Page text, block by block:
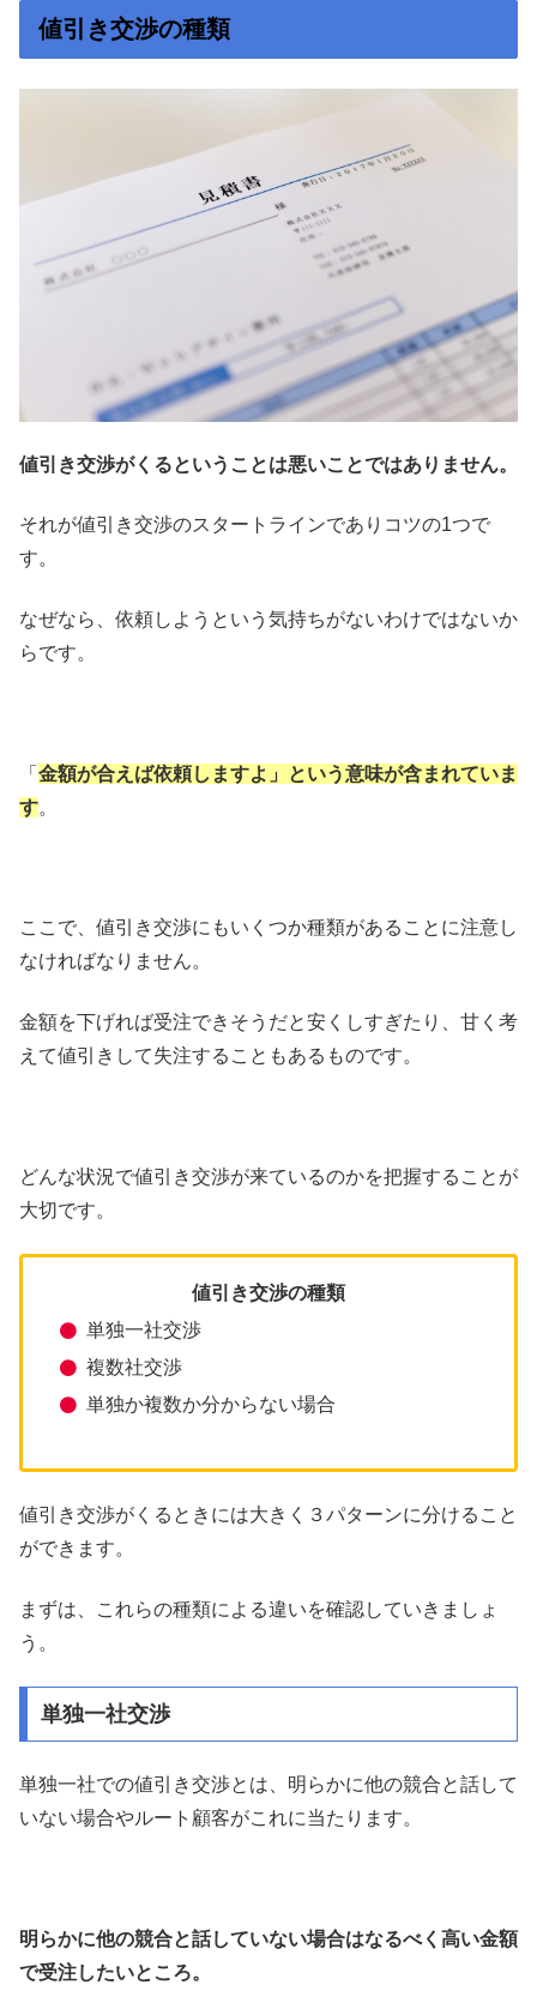
値引き交渉の種類
値引き交渉がくるということは悪いことではありません。
それが値引き交渉のスタートラインでありコツの1つで
す。
なぜなら、依頼しようという気持ちがないわけではないか
らです。
「 金額が合えば依頼しますよ」という意味が含まれていま
す。
ここで、値引き交渉にもいくつか種類があることに注意し
なければなりません。
金額を下げれば受注できそうだと安くしすぎたり、甘く考
えて値引きして失注することもあるものです。
どんな状況で値引き交渉が来ているのかを把握することが
大切です。
値引き交渉の種類
単独一社交渉
複数社交渉
単独か複数か分からない場合
値引き交渉がくるときには大きく３パターンに分けること
ができます。
まずは、これらの種類による違いを確認していきましょ
う。
単独一社交渉
単独一社での値引き交渉とは、明らかに他の競合と話して
いない場合やルート顧客がこれに当たります。
明らかに他の競合と話していない場合はなるべく高い金額
で受注したいところ。